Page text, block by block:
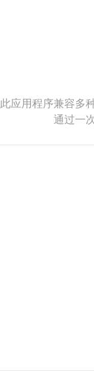
此应用程序兼容多
通过一